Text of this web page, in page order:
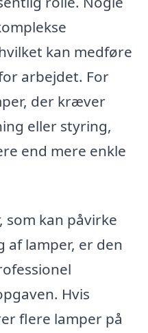
kan medføre
arbejdet. For
der kræver
eller styring,
end mere enkle
som kan påvirke
lamper, er den
Hvis
flere lamper på